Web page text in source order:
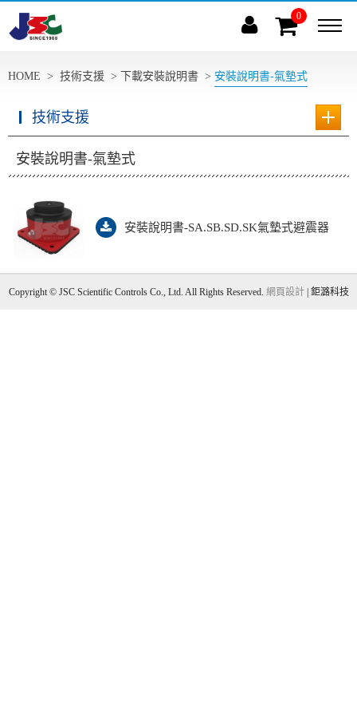
0
HOME > 技術支援 > 下載安裝說明書 > 安裝說明書-氣墊式
技術支援
安裝說明書-氣墊式
安裝說明書-SA.SB.SD.SK氣墊式避震器
Copyright © JSC Scientific Controls Co., Ltd. All Rights Reserved. 網頁設計| 鉅潞科技